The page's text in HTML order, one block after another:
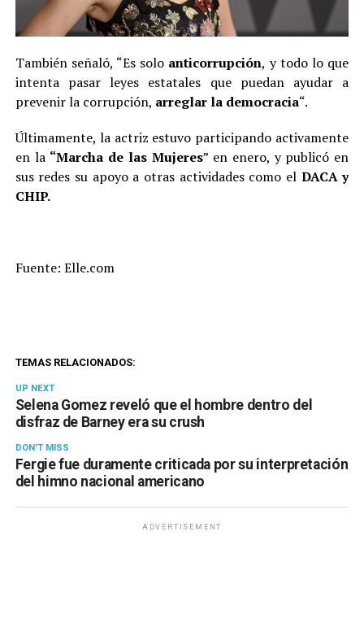
También señaló, “Es solo anticorrupción, y todo lo que
intenta pasar leyes estatales que puedan ayudar a
prevenir la corrupción, arreglar la democracia“.
Últimamente, la actriz estuvo participando activamente
en la “Marcha de las Mujeres” en enero, y publicó en
sus redes su apoyo a otras actividades como elDACA y
CHIP.
Fuente: Elle.com
TEMAS RELACIONADOS:
UP NEXT
Selena Gomez reveló que el hombre dentro del
disfraz de Barney era su crush
DON'T MISS
Fergie fue duramente criticada por su interpretación
del himno nacional americano
ADVERTISEMENT